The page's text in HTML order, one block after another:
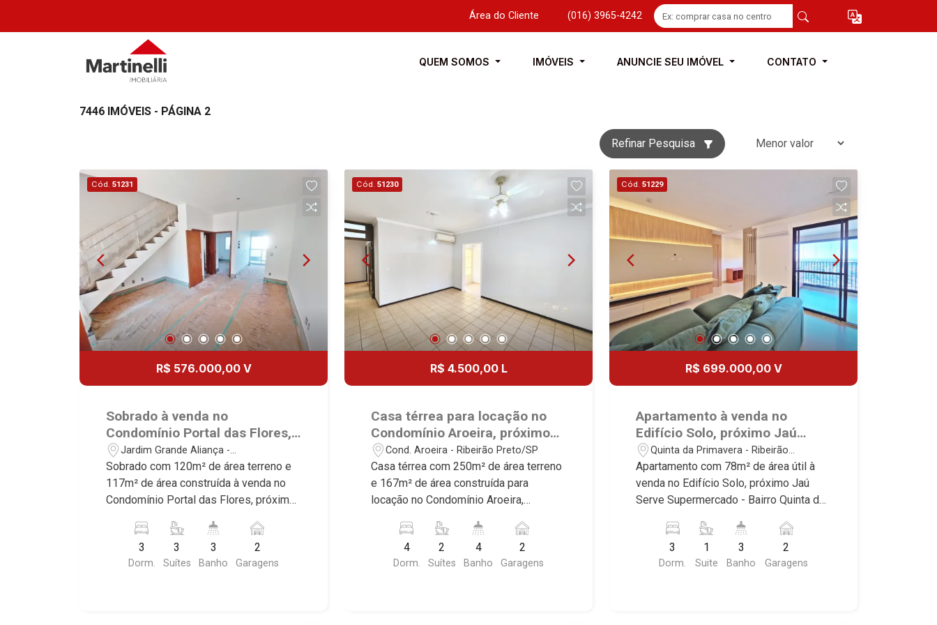
Área do Cliente (016) 3965-4242
QUEM SOMOS IMÓVEIS ANUNCIE SEU IMÓVEL CONTATO
7446 IMÓVEIS - PÁGINA 2
Refinar Pesquisa
Cód. 51231
R$ 576.000,00 V
Sobrado à venda no
Condomínio Portal das Flores,
próximo à Av. Argemiro Balbo -
Ribeirão Preto/SP.
Jardim Grande Aliança -
Sertãozinho/SP
Sobrado com 120m² de área terreno e
117m² de área construída à venda no
Condomínio Portal das Flores, próximo
Grande Aliança, Ribeirão Preto/SP.
Conheça as características deste
imóvel que a Martinelli Imobiliária
3
Dorm.
3
Suítes
3
Banho
2
Garagens
Cód. 51230
R$ 4.500,00 L
Casa térrea para locação no
Condomínio Aroeira, próximo
ao Novo Shopping - Ribeirão
Preto/SP.
Cond. Aroeira - Ribeirão Preto/SP
Casa térrea com 250m² de área terreno
e 167m² de área construída para
locação no Condomínio Aroeira,
Cond. Aroeira, Ribeirão Preto/SP.
Conheça as características deste
imóvel que a Martinelli Imobiliária
4
Dorm.
2
Suítes
4
Banho
2
Garagens
Cód. 51229
R$ 699.000,00 V
Apartamento à venda no
Edifício Solo, próximo Jaú
Serve Supermercado - Ribeirão
Preto/SP.
Quinta da Primavera - Ribeirão
Preto/SP
Apartamento com 78m² de área útil à
venda no Edifício Solo, próximo Jaú
Serve Supermercado - Bairro Quinta da
as características deste imóvel que a
Martinelli Imobiliária selecionou para
você: - 78m² de área útil - 3 dormitórios
3
Dorm.
1
Suite
3
Banho
2
Garagens